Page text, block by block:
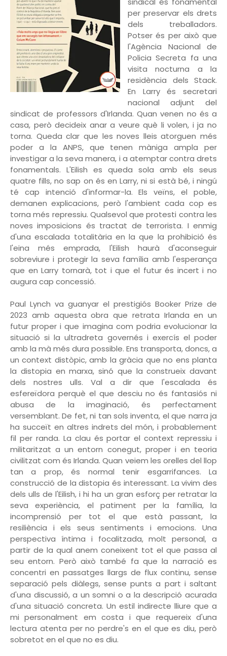
per preservar els drets
dels treballadors.
Potser és per això que
l'Agència Nacional de
Policia Secreta fa una
visita nocturna a la
residència dels Stack.
En Larry és secretari
nacional adjunt del
sindicat de professors d'Irlanda. Quan venen no és a
casa, però decideix anar a veure què li volen, i ja no
torna. Queda clar que les noves lleis atorguen més
poder a la ANPS, que tenen màniga ampla per
investigar a la seva manera, i a atemptar contra drets
fonamentals. L'Eilish es queda sola amb els seus
quatre fills, no sap on és en Larry, ni si està bé, i ningú
té cap intenció d'informar-la. Els veïns, el poble,
demanen explicacions, però l'ambient cada cop es
torna més repressiu. Qualsevol que protesti contra les
noves imposicions és tractat de terrorista. I enmig
d'una escalada totalitària en la que la prohibició és
l'eina més emprada, l'Eilish haurà d'aconseguir
sobreviure i protegir la seva família amb l'esperança
que en Larry tornarà, tot i que el futur és incert i no
augura cap concessió.
Paul Lynch va guanyar el prestigiós Booker Prize de
2023 amb aquesta obra que retrata Irlanda en un
futur proper i que imagina com podria evolucionar la
situació si la ultradreta governés i exercís el poder
amb la mà més dura possible. Ens transporta, doncs, a
un context distòpic, amb la gràcia que no ens planta
la distopia en marxa, sinó que la construeix davant
dels nostres ulls. Val a dir que l'escalada és
esfereïdora perquè el que desciu no és fantasiós ni
abusa de la imaginació, és perfectament
versemblant. De fet, ni tan sols inventa, el que narra ja
ha succeït en altres indrets del món, i probablement
fil per randa. La clau és portar el context repressiu i
militaritzat a un entorn conegut, proper i en teoria
civilitzat com és Irlanda. Quan veiem les orelles del llop
tan a prop, és normal tenir esgarrifances. La
construcció de la distopia és interessant. La vivim des
dels ulls de l'Eilish, i hi ha un gran esforç per retratar la
seva experiència, el patiment per la família, la
incomprensió per tot el que està passant, la
resiliència i els seus sentiments i emocions. Una
perspectiva íntima i focalitzada, molt personal, a
partir de la qual anem coneixent tot el que passa al
seu entorn. Però això també fa que la narració es
concentri en passatges llargs de flux continu, sense
separació pels diàlegs, sense punts a part i saltant
d'una discussió, a un somni o a la descripció acurada
d'una situació concreta. Un estil indirecte lliure que a
mi personalment em costa i que requereix d'una
lectura atenta per no perdre's en el que es diu, però
sobretot en el que no es diu.